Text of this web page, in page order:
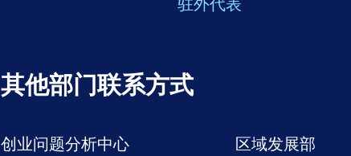
驻外代表
其他部门联系方式
创业问题分析中心 区域发展部